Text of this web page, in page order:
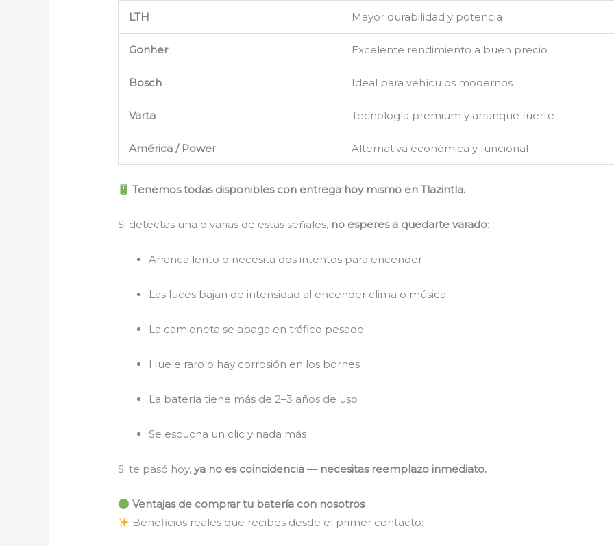
LTH Mayor durabilidad y potencia
Gonher Excelente rendimiento a buen precio
Bosch Ideal para vehículos modernos
Varta Tecnología premium y arranque fuerte
América / Power Alternativa económica y funcional
Tenemos todas disponibles con entrega hoy mismo en Tlazintla.
Si detectas una o varias de estas señales, no esperes a quedarte varado:
Arranca lento o necesita dos intentos para encender
Las luces bajan de intensidad al encender clima o música
La camioneta se apaga en tráfico pesado
Huele raro o hay corrosión en los bornes
La batería tiene más de 2–3 años de uso
Se escucha un clic y nada más
Si te pasó hoy,ya no es coincidencia — necesitas reemplazo inmediato.
Ventajas de comprar tu batería con nosotros
Beneficios reales que recibes desde el primer contacto: